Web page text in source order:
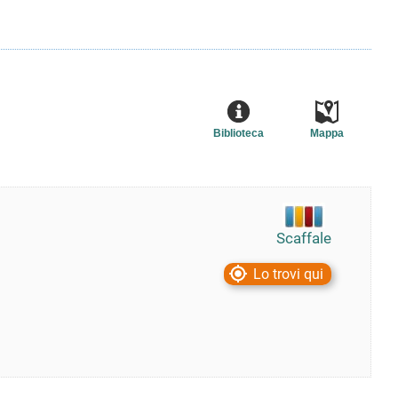
Mappa
Biblioteca
Scaffale
Lo trovi qui